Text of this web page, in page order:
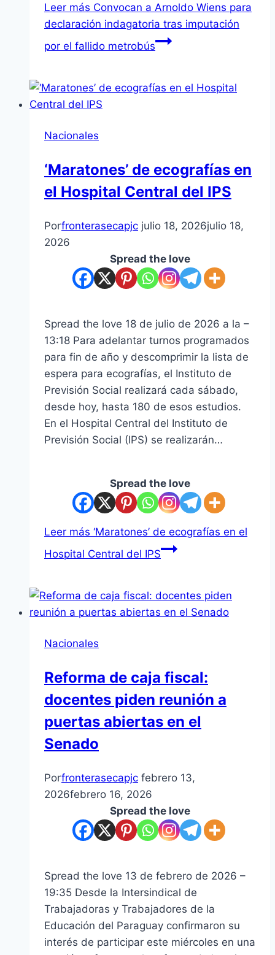
Leer más Convocan a Arnoldo Wiens para
declaración indagatoria tras imputación
por el fallido metrobús
Nacionales
‘Maratones’ de ecografías en
el Hospital Central del IPS
Porfronterasecapjc julio 18, 2026julio 18,
2026
Spread the love
Spread the love 18 de julio de 2026 a la –
13:18 Para adelantar turnos programados
para fin de año y descomprimir la lista de
espera para ecografías, el Instituto de
Previsión Social realizará cada sábado,
desde hoy, hasta 180 de esos estudios.
En el Hospital Central del Instituto de
Previsión Social (IPS) se realizarán…
Spread the love
Leer más ‘Maratones’ de ecografías en el
Hospital Central del IPS
Nacionales
Reforma de caja fiscal:
docentes piden reunión a
puertas abiertas en el
Senado
Porfronterasecapjc febrero 13,
2026febrero 16, 2026
Spread the love
Spread the love 13 de febrero de 2026 –
19:35 Desde la Intersindical de
Trabajadoras y Trabajadores de la
Educación del Paraguay confirmaron su
interés de participar este miércoles en una